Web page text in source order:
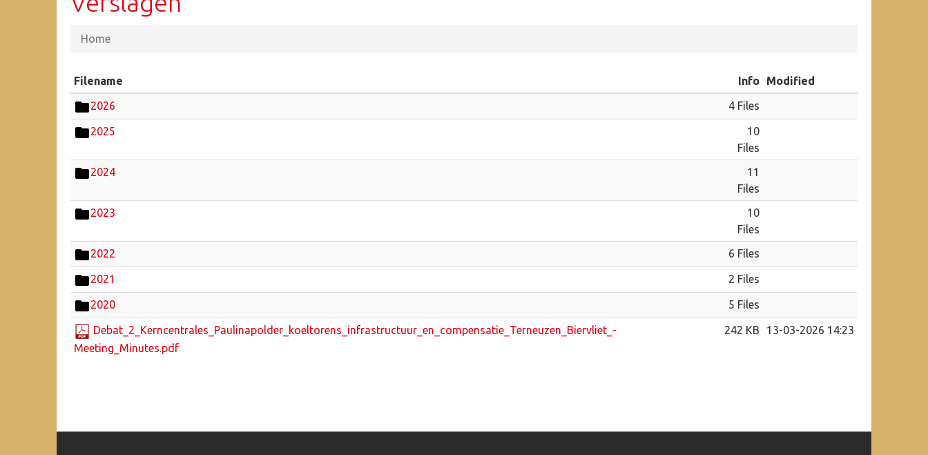
Home
Filename Info
Modified
2026
4 Files
2025
10
Files
2024
11
Files
2023
10
Files
2022
6 Files
2021 2 Files
2020 5 Files
Debat_2_Kerncentrales_Paulinapolder_koeltorens_infrastructuur_en_compensatie_Terneuzen_Biervliet_-
Meeting_Minutes.pdf
242 KB 13-03-2026 14:23